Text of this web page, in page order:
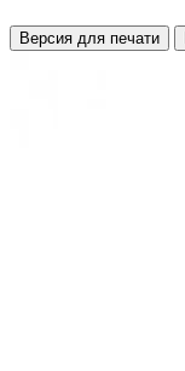
Версия для печати